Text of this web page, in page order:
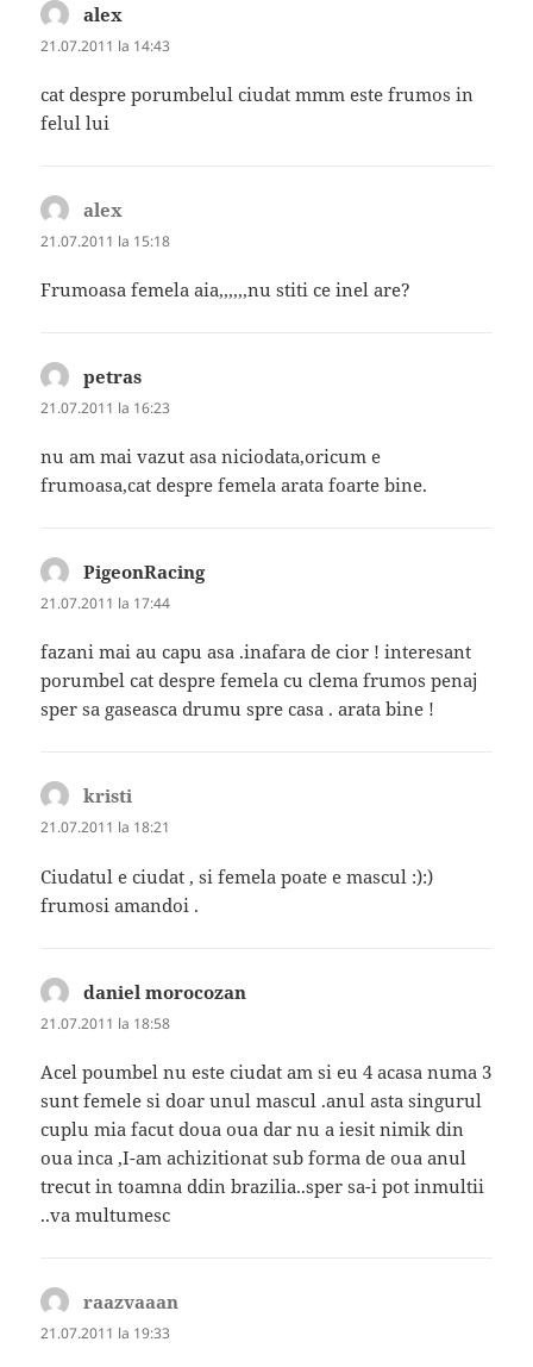
alex
21.07.2011 la 14:43
cat despre porumbelul ciudat mmm este frumos in
felul lui
alex
21.07.2011 la 15:18
Frumoasa femela aia,,,,,,nu stiti ce inel are?
petras
21.07.2011 la 16:23
nu am mai vazut asa niciodata,oricum e
frumoasa,cat despre femela arata foarte bine.
PigeonRacingspune:
21.07.2011 la 17:44
fazani mai au capu asa .inafara de cior ! interesant
porumbel cat despre femela cu clema frumos penaj
sper sa gaseasca drumu spre casa . arata bine !
kristi
21.07.2011 la 18:21
Ciudatul e ciudat , si femela poate e mascul :):)
frumosi amandoi .
daniel morocozan
21.07.2011 la 18:58
Acel poumbel nu este ciudat am si eu 4 acasa numa 3
sunt femele si doar unul mascul .anul asta singurul
cuplu mia facut doua oua dar nu a iesit nimik din
oua inca ,I-am achizitionat sub forma de oua anul
trecut in toamna ddin brazilia..sper sa-i pot inmultii
..va multumesc
raazvaaan
21.07.2011 la 19:33